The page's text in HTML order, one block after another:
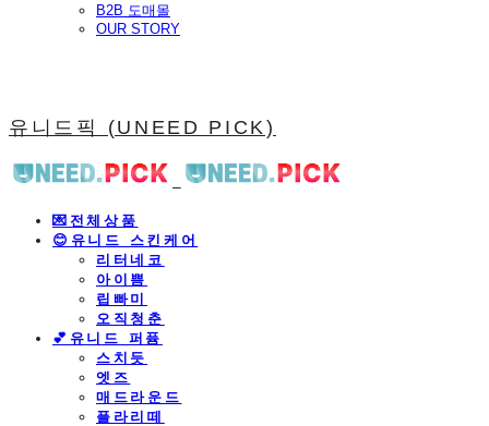
B2B 도매몰
OUR STORY
유니드픽 (UNEED PICK)
💌전체상품
😊유니드 스킨케어
리터네코
아이쁨
립빠미
오직청춘
💕유니드 퍼퓸
스치듯
엣즈
매드라운드
플라리떼